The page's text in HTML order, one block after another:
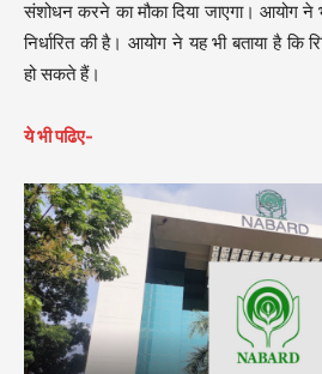
संशोधन करने का मौका दिया जाएगा। आयोग ने
निर्धारित की है। आयोग ने यह भी बताया है कि
हो सकते हैं।
ये भी पढिए-